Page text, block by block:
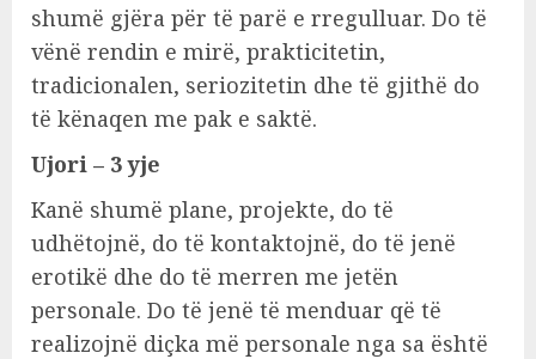
shumë gjëra për të parë e rregulluar. Do të
vënë rendin e mirë, prakticitetin,
tradicionalen, seriozitetin dhe të gjithë do
të kënaqen me pak e saktë.
Ujori – 3 yje
Kanë shumë plane, projekte, do të
udhëtojnë, do të kontaktojnë, do të jenë
erotikë dhe do të merren me jetën
personale. Do të jenë të menduar që të
realizojnë diçka më personale nga sa është